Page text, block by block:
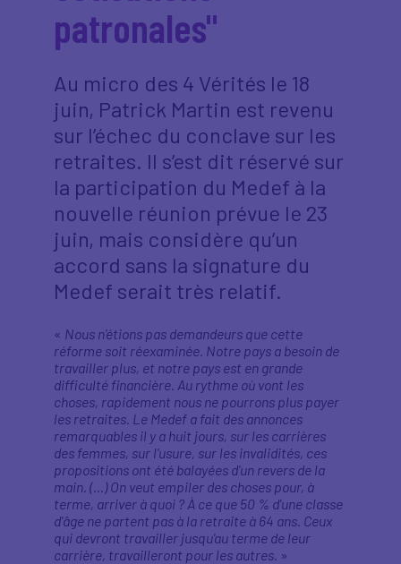
patronales"
Au micro des 4 Vérités le 18
juin, Patrick Martin est revenu
sur l’échec du conclave sur les
retraites. Il s’est dit réservé sur
la participation du Medef à la
nouvelle réunion prévue le 23
juin, mais considère qu’un
accord sans la signature du
Medef serait très relatif.
« Nous n'étions pas demandeurs que cette
réforme soit réexaminée. Notre pays a besoin de
travailler plus, et notre pays est en grande
difficulté financière. Au rythme où vont les
choses, rapidement nous ne pourrons plus payer
les retraites. Le Medef a fait des annonces
remarquables il y a huit jours, sur les carrières
des femmes, sur l'usure, sur les invalidités, ces
propositions ont été balayées d'un revers de la
main. (…) On veut empiler des choses pour, à
terme, arriver à quoi ? À ce que 50 % d'une classe
d'âge ne partent pas à la retraite à 64 ans. Ceux
qui devront travailler jusqu'au terme de leur
carrière, travailleront pour les autres. »